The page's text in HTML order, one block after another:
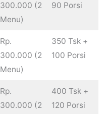
300.000 (2
Menu)
90 Porsi
Rp.
300.000 (2
Menu)
350 Tsk +
100 Porsi
Rp.
300.000 (2
400 Tsk +
120 Porsi